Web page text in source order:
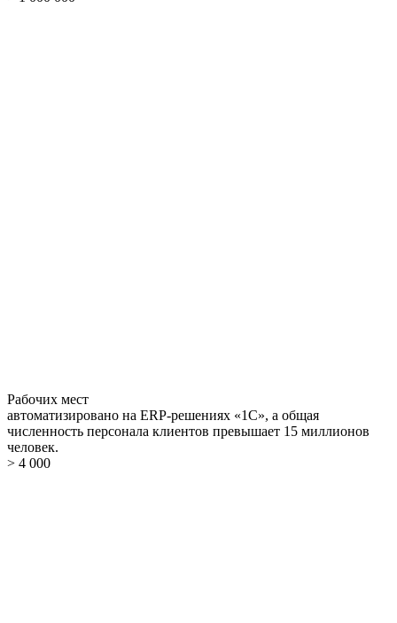
Рабочих мест
автоматизировано на ERP-решениях «1С», а общая
численность персонала клиентов превышает 15 миллионов
человек.
> 4 000